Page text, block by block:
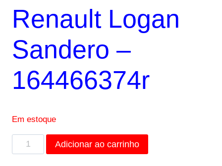
Renault Logan
Sandero –
164466374r
Em estoque
Mangueira
Respiro
Adicionar ao carrinho